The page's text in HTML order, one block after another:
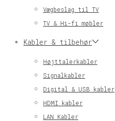
Vægbeslag til TV
TV & Hi-fi møbler
Kabler & tilbehør
Højttalerkabler
Signalkabler
Digital & USB kabler
HDMI kabler
LAN Kabler